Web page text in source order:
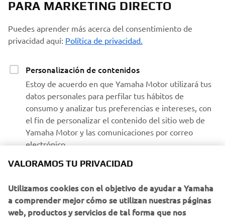
PARA MARKETING DIRECTO
Puedes aprender más acerca del consentimiento de
privacidad aquí: Política de privacidad.
Personalización de contenidos
Estoy de acuerdo en que Yamaha Motor utilizará tus
datos personales para perfilar tus hábitos de
consumo y analizar tus preferencias e intereses, con
el fin de personalizar el contenido del sitio web de
Yamaha Motor y las comunicaciones por correo
electrónico.
Estoy de acuerdo en que se procesarán tus datos para
fines de marketing directo, incluyendo el envío de
información sobre productos y servicios, la
VALORAMOS TU PRIVACIDAD
Utilizamos cookies con el objetivo de ayudar a Yamaha
a comprender mejor cómo se utilizan nuestras páginas
web, productos y servicios de tal forma que nos